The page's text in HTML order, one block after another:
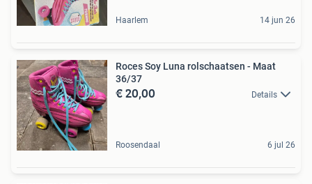
Haarlem 14 jun 26
Roces Soy Luna rolschaatsen - Maat
36/37
€ 20,00 Details
Roosendaal 6 jul 26